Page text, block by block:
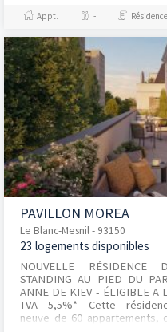
tous le...
Appt. - Résidence
PAVILLON MOREA
Le Blanc-Mesnil - 93150
23 logements disponibles
NOUVELLE RÉSIDENCE
STANDING AU PIED DU
ANNE DE KIEV - ÉLIGIBLE A
TVA 5,5%* Cette
neuve de 60 appartements,